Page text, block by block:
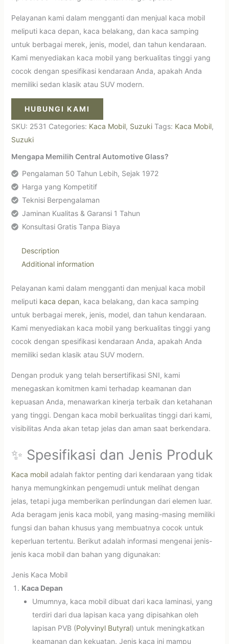
Pelayanan kami dalam mengganti dan menjual kaca mobil
meliputi kaca depan, kaca belakang, dan kaca samping
untuk berbagai merek, jenis, model, dan tahun kendaraan.
Kami menyediakan kaca mobil yang berkualitas tinggi yang
cocok dengan spesifikasi kendaraan Anda, apakah Anda
memiliki sedan klasik atau SUV modern.
HUBUNGI KAMI
SKU: 2531 Categories: Kaca Mobil, Suzuki Tags: Kaca Mobil,
Suzuki
Mengapa Memilih Central Automotive Glass?
Pengalaman 50 Tahun Lebih, Sejak 1972
Harga yang Kompetitif
Teknisi Berpengalaman
Jaminan Kualitas & Garansi 1 Tahun
Konsultasi Gratis Tanpa Biaya
Description
Additional information
Pelayanan kami dalam mengganti dan menjual kaca mobil
meliputi kaca depan, kaca belakang, dan kaca samping
untuk berbagai merek, jenis, model, dan tahun kendaraan.
Kami menyediakan kaca mobil yang berkualitas tinggi yang
cocok dengan spesifikasi kendaraan Anda, apakah Anda
memiliki sedan klasik atau SUV modern.
Dengan produk yang telah bersertifikasi SNI, kami
menegaskan komitmen kami terhadap keamanan dan
kepuasan Anda, menawarkan kinerja terbaik dan ketahanan
yang tinggi. Dengan kaca mobil berkualitas tinggi dari kami,
visibilitas Anda akan tetap jelas dan aman saat berkendara.
✨ Spesifikasi dan Jenis Produk
Kaca mobiladalah faktor penting dari kendaraan yang tidak
hanya memungkinkan pengemudi untuk melihat dengan
jelas, tetapi juga memberikan perlindungan dari elemen luar.
Ada beragam jenis kaca mobil, yang masing-masing memiliki
fungsi dan bahan khusus yang membuatnya cocok untuk
keperluan tertentu. Berikut adalah informasi mengenai jenis-
jenis kaca mobil dan bahan yang digunakan:
Jenis Kaca Mobil
Kaca Depan
Umumnya, kaca mobil dibuat dari kaca laminasi, yang
terdiri dari dua lapisan kaca yang dipisahkan oleh
lapisan PVB (Polyvinyl Butyral) untuk meningkatkan
keamanan dan kekuatan. Jenis kaca ini mampu